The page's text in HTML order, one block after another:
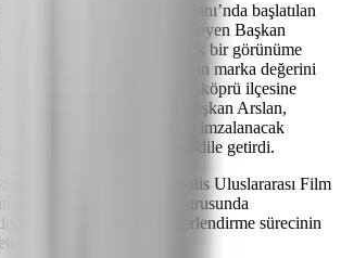
Köprübaşı Meydanı’nda başlatılan
da hız kazandığını söyleyen Başkan
modern, düzenli ve estetik bir görünüme
etti. Taşköprü sarımsağının marka değerini
Bankası desteğiyle Taşköprü ilçesine
yapılacağını kaydeden Başkan Arslan,
Dünya Bankası arasında imzalanacak
çalışmaların başlayacağını dile getirdi.
olan Pompeiopolis Uluslararası Film
ve kısa metrajlı film başvurusunda
Arslan, filmlerin değerlendirme sürecinin